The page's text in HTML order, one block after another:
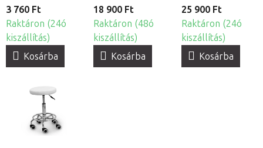
3 760 Ft
Raktáron (24ó
kiszállítás)
Kosárba
18 900 Ft
Raktáron (48ó
kiszállítás)
Kosárba
25 900 Ft
Raktáron (24ó
kiszállítás)
Kosárba